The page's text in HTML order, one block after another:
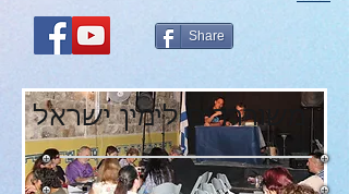
Share
משורררים לימין ישראל